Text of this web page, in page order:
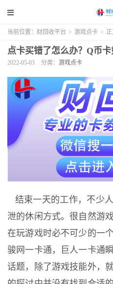
当前位置： 财回收平台 > 游戏点卡 >
点卡买错了怎么办？Q币
2022-05-03 分类： 游戏点卡
结束一天的工作，不少
泄的休闲方式。很自然游
在玩游戏时必不可少的一
骏网一卡通，巨人一卡通
话题，除了游戏技能外，